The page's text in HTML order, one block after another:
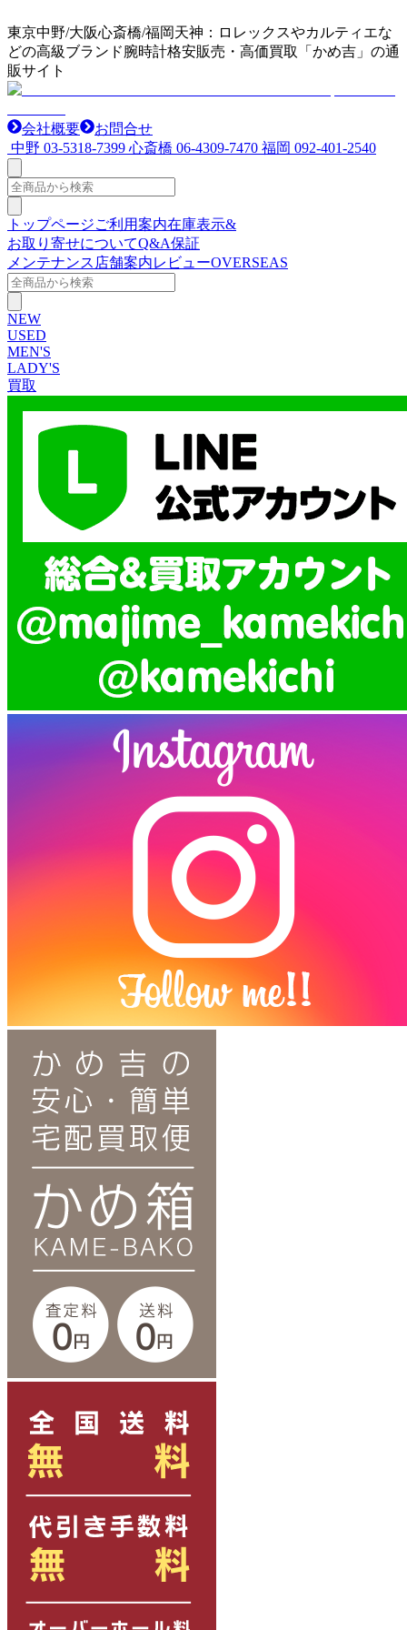
東京中野/大阪心斎橋/福岡天神：ロレックスやカルティエな
どの高級ブランド腕時計格安販売・高価買取「かめ吉」の通
販サイト
会社概要
お問合せ
中野 03-5318-7399 心斎橋 06-4309-7470 福岡 092-401-2540
トップページご利用案内在庫表示&
お取り寄せについてQ&A保証
メンテナンス 店舗案内レビューOVERSEAS
NEW
USED
MEN'S
LADY'S
買取